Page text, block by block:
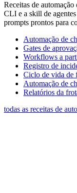
Receitas de automação
CLI e a skill de
prompts prontos para
Automação de
Gates de
Workflows a
Registro de
Ciclo de vida de
Automação de
Relatórios da
todas as receitas de